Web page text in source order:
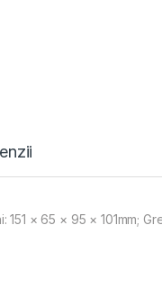
× 65 × 95 × 101mm;